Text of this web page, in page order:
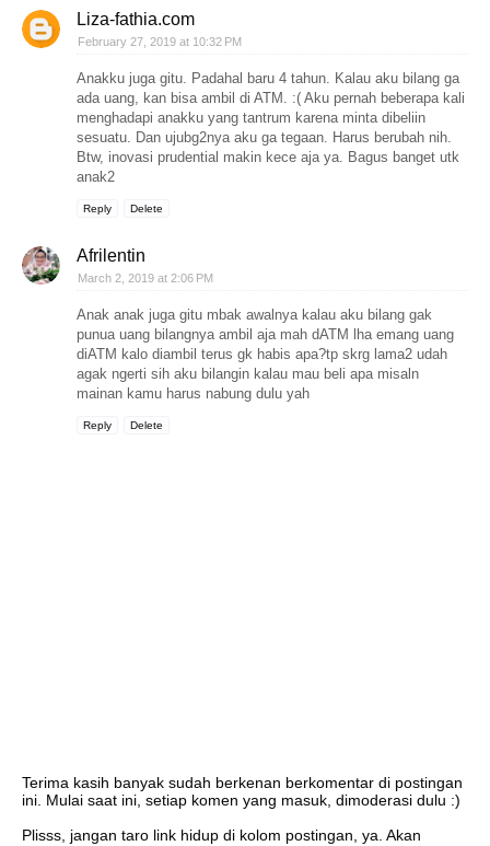
Liza-fathia.com
February 27, 2019 at 10:32 PM
Anakku juga gitu. Padahal baru 4 tahun. Kalau aku bilang ga
ada uang, kan bisa ambil di ATM. :( Aku pernah beberapa kali
menghadapi anakku yang tantrum karena minta dibeliin
sesuatu. Dan ujubg2nya aku ga tegaan. Harus berubah nih.
Btw, inovasi prudential makin kece aja ya. Bagus banget utk
anak2
Reply Delete
Afrilentin
March 2, 2019 at 2:06 PM
Anak anak juga gitu mbak awalnya kalau aku bilang gak
punua uang bilangnya ambil aja mah dATM lha emang uang
diATM kalo diambil terus gk habis apa?tp skrg lama2 udah
agak ngerti sih aku bilangin kalau mau beli apa misaln
mainan kamu harus nabung dulu yah
Reply Delete
Terima kasih banyak sudah berkenan berkomentar di postingan
ini. Mulai saat ini, setiap komen yang masuk, dimoderasi dulu :)
Plisss, jangan taro link hidup di kolom postingan, ya. Akan